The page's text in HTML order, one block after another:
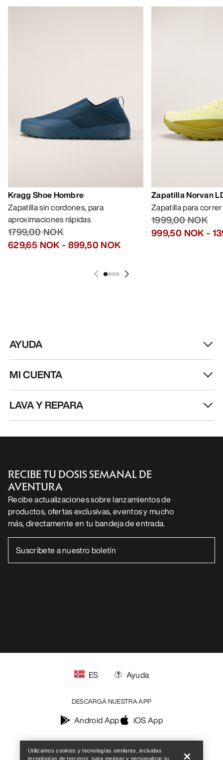
Kragg Shoe Hombre
Zapatilla sin cordones, para
aproximaciones rápidas
1799,00 NOK
629,65 NOK- 899,50 NOK
Zapatilla Norvan
Zapatilla para
1999,00 NOK
999,50 NOK-
AYUDA
MI CUENTA
LAVA Y REPARA
RECIBE TU DOSIS SEMANAL DE
AVENTURA
Recibe actualizaciones sobre lanzamientos de
productos, ofertas exclusivas, eventos y mucho
más, directamente en tu bandeja de entrada.
SÍGUENOS EN LAS REDES SOCIALES
ES Ayuda
DESCARGA NUESTRA APP
Android App iOS App
Utilizamos cookies y tecnologías similares, incluidas
tecnologías de terceros, para mejorar y personalizar tu